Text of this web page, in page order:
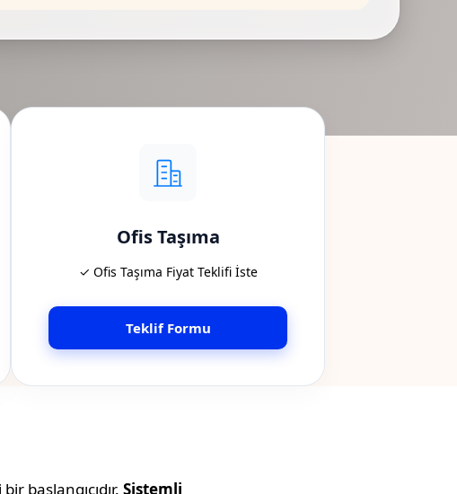
Ofis Taşıma
✓ Ofis Taşıma Fiyat Teklifi İste
Teklif Formu
başlangıcıdır. Sistemli